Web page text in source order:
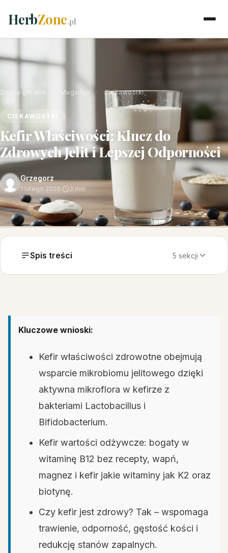
HerbZone.pl
Strona główna Magazyn › Ciekawostki
CIEKAWOSTKI
Kefir Właściwości: Klucz do
Zdrowych Jelit i Lepszej Odporności
Grzegorz
1 lutego 2026· 3 min
Spis treści 5 sekcji
Kluczowe wnioski:
Kefir właściwości zdrowotne obejmują
wsparcie mikrobiomu jelitowego dzięki
aktywna mikroflora w kefirze z
bakteriami Lactobacillus i
Bifidobacterium.
Kefir wartości odżywcze: bogaty w
witaminę B12 bez recepty, wapń,
magnez i kefir jakie witaminy jak K2 oraz
biotynę.
Czy kefir jest zdrowy? Tak – wspomaga
trawienie, odporność, gęstość kości i
redukcję stanów zapalnych.